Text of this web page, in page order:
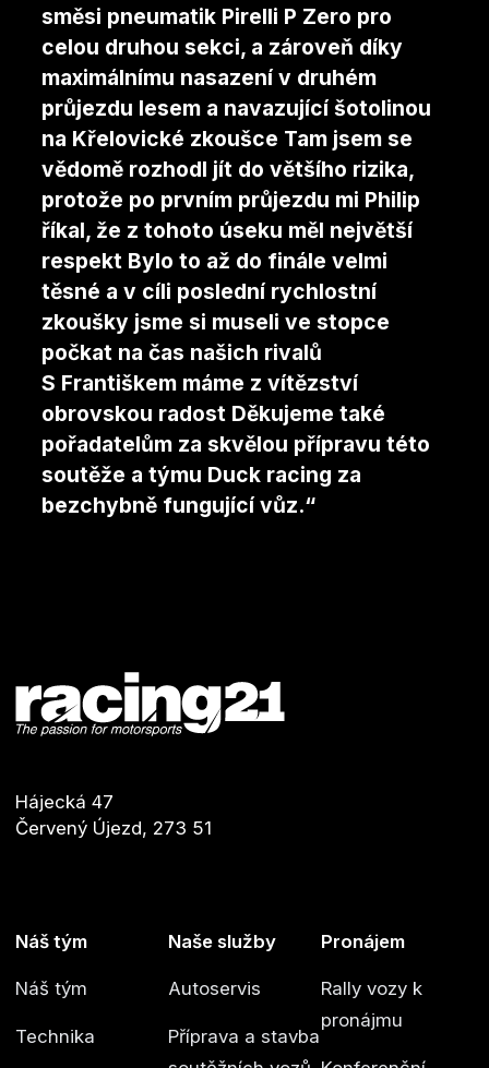
směsi pneumatik Pirelli P Zero pro
celou druhou sekci, a zároveň díky
maximálnímu nasazení v druhém
průjezdu lesem a navazující šotolinou
na Křelovické zkoušce Tam jsem se
vědomě rozhodl jít do většího rizika,
protože po prvním průjezdu mi Philip
říkal, že z tohoto úseku měl největší
respekt Bylo to až do finále velmi
těsné a v cíli poslední rychlostní
zkoušky jsme si museli ve stopce
počkat na čas našich rivalů
S Františkem máme z vítězství
obrovskou radost Děkujeme také
pořadatelům za skvělou přípravu této
soutěže a týmu Duck racing za
bezchybně fungující vůz.“
Hájecká 47
Červený Újezd, 273 51
Náš tým
Náš tým
Technika
Naše služby
Autoservis
Příprava a stavba
Pronájem
Rally vozy k
pronájmu